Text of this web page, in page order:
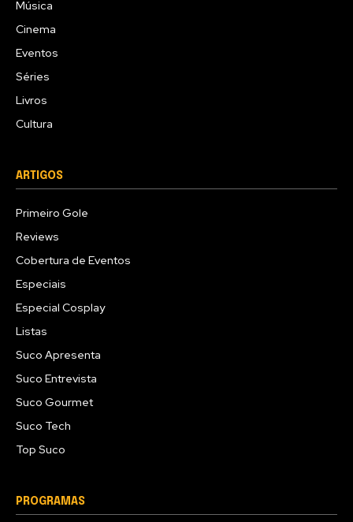
Música
Cinema
Eventos
Séries
Livros
Cultura
ARTIGOS
Primeiro Gole
Reviews
Cobertura de Eventos
Especiais
Especial Cosplay
Listas
Suco Apresenta
Suco Entrevista
Suco Gourmet
Suco Tech
Top Suco
PROGRAMAS